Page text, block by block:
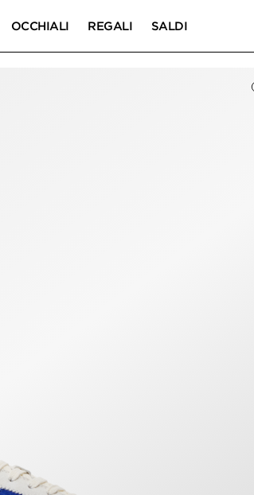
OCCHIALI REGALI SALDI